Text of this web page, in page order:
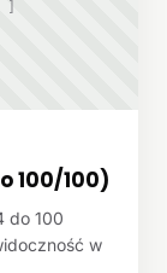
]
100/100)
do 100
w